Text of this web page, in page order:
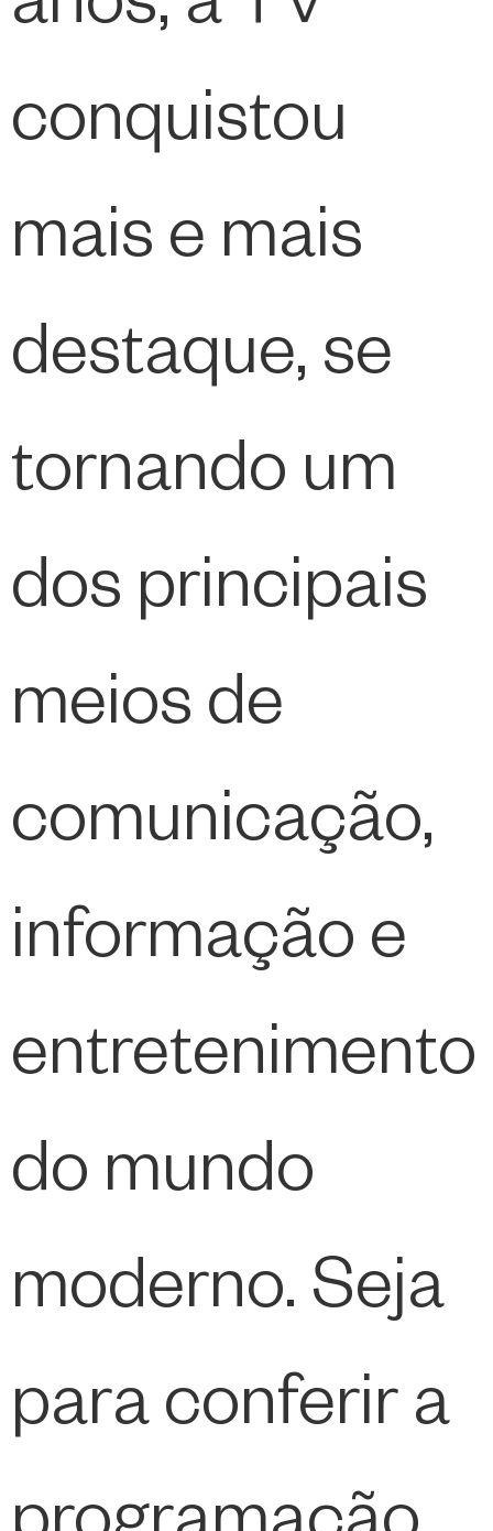
conquistou
mais e mais
destaque, se
tornando um
dos principais
meios de
comunicação,
informação e
entretenimento
do mundo
moderno. Seja
para conferir a